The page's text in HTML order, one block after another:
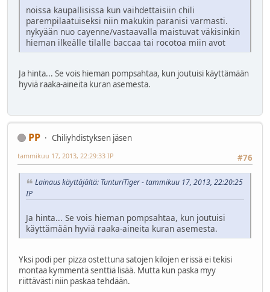
noissa kaupallisissa kun vaihdettaisiin chili
parempilaatuiseksi niin makukin paranisi varmasti.
nykyään nuo cayenne/vastaavalla maistuvat väkisinkin
hieman ilkeälle tilalle baccaa tai rocotoa miin avot
Ja hinta... Se vois hieman pompsahtaa, kun joutuisi käyttämään
hyviä raaka-aineita kuran asemesta.
PP
Chiliyhdistyksen jäsen
#76
tammikuu 17, 2013, 22:29:33 IP
Lainaus käyttäjältä: TunturiTiger - tammikuu 17, 2013, 22:20:25
IP
Ja hinta... Se vois hieman pompsahtaa, kun joutuisi
käyttämään hyviä raaka-aineita kuran asemesta.
Yksi podi per pizza ostettuna satojen kilojen erissä ei tekisi
montaa kymmentä senttiä lisää. Mutta kun paska myy
riittävästi niin paskaa tehdään.